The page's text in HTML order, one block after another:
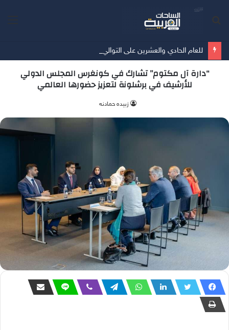
“دارة آل مكتوم” تشارك في كونغرس المجلس الدولي
للأرشيف في برشلونة لتعزيز حضورها العالمي
زبيده حمادنه